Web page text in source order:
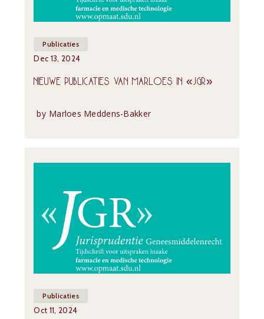
Publicaties
Dec 13, 2024
NIEUWE PUBLICATIES VAN MARLOES IN «JGR»
by Marloes Meddens-Bakker
Publicaties
Oct 11, 2024